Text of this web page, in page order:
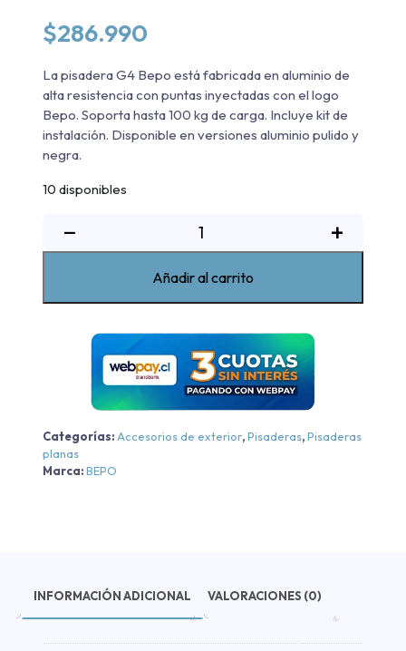
$286.990
La pisadera G4 Bepo está fabricada en aluminio de
alta resistencia con puntas inyectadas con el logo
Bepo. Soporta hasta 100 kg de carga. Incluye kit de
instalación. Disponible en versiones aluminio pulido y
negra.
10 disponibles
−
New
L200
Dakar
XR/Katana
-
Aluminio
+
Añadir al carrito
Categorías:Accesorios de exterior,Pisaderas,Pisaderas
planas
Marca:BEPO
INFORMACIÓN ADICIONAL VALORACIONES (0)